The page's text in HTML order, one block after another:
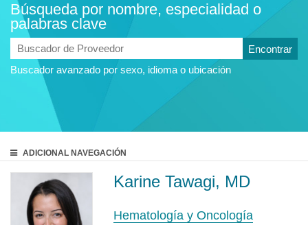
Búsqueda por nombre, especialidad o
palabras clave
Buscador
de
Proveedor
Buscador avanzado por sexo, idioma o ubicación
ADICIONAL NAVEGACIÓN
Karine Tawagi, MD
Hematología y Oncología